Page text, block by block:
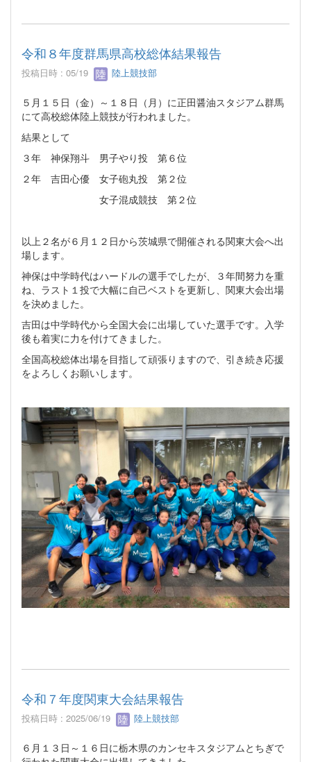
令和８年度群馬県高校総体結果報告
投稿日時 : 05/19 陸上競技部
５月１５日（金）～１８日（月）に正田醤油スタジアム群馬
にて高校総体陸上競技が行われました。
結果として
３年 神保翔斗 男子やり投 第６位
２年 吉田心優 女子砲丸投 第２位
女子混成競技 第２位
以上２名が６月１２日から茨城県で開催される関東大会へ出
場します。
神保は中学時代はハードルの選手でしたが、３年間努力を重
ね、ラスト１投で大幅に自己ベストを更新し、関東大会出場
を決めました。
吉田は中学時代から全国大会に出場していた選手です。入学
後も着実に力を付けてきました。
全国高校総体出場を目指して頑張りますので、引き続き応援
をよろしくお願いします。
令和７年度関東大会結果報告
投稿日時 : 2025/06/19 陸上競技部
６月１３日～１６日に栃木県のカンセキスタジアムとちぎで